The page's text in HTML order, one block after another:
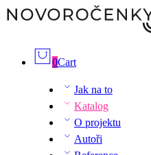
0Cart
Jak na to
Katalog
O projektu
Autoři